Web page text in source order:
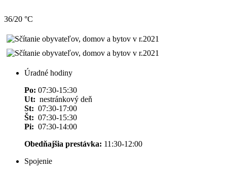
36/20 °C
Úradné hodiny
Po: 07:30-15:30
Ut: nestránkový deň
St: 07:30-17:00
Št: 07:30-15:30
Pi: 07:30-14:00
Obedňajšia prestávka: 11:30-12:00
Spojenie